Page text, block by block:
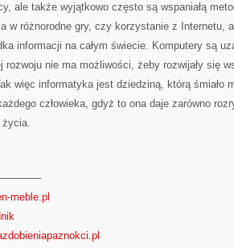
ale także wyjątkowo często są wspaniałą
w różnorodne gry, czy korzystanie z Internetu,
informacji na całym świecie. Komputery są
rozwoju nie ma możliwości, żeby rozwijały się
więc informatyka jest dziedziną, którą śmiało
człowieka, gdyż to ona daje zarówno
życia.
meble.pl